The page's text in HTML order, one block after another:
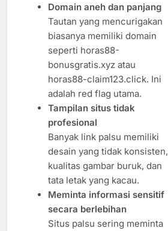
Domain aneh dan panjang
Tautan yang mencurigakan
biasanya memiliki domain
seperti horas88-
bonusgratis.xyz atau
horas88-claim123.click. Ini
adalah red flag utama.
Tampilan situs tidak
profesional
Banyak link palsu memiliki
desain yang tidak konsisten,
kualitas gambar buruk, dan
tata letak yang kacau.
Meminta informasi sensitif
secara berlebihan
Situs palsu sering meminta